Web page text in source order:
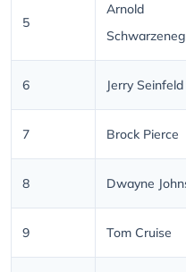
5
Arnold
6 Jerry Seinfeld
7 Brock Pierce
8 Dwayne
9 Tom Cruise